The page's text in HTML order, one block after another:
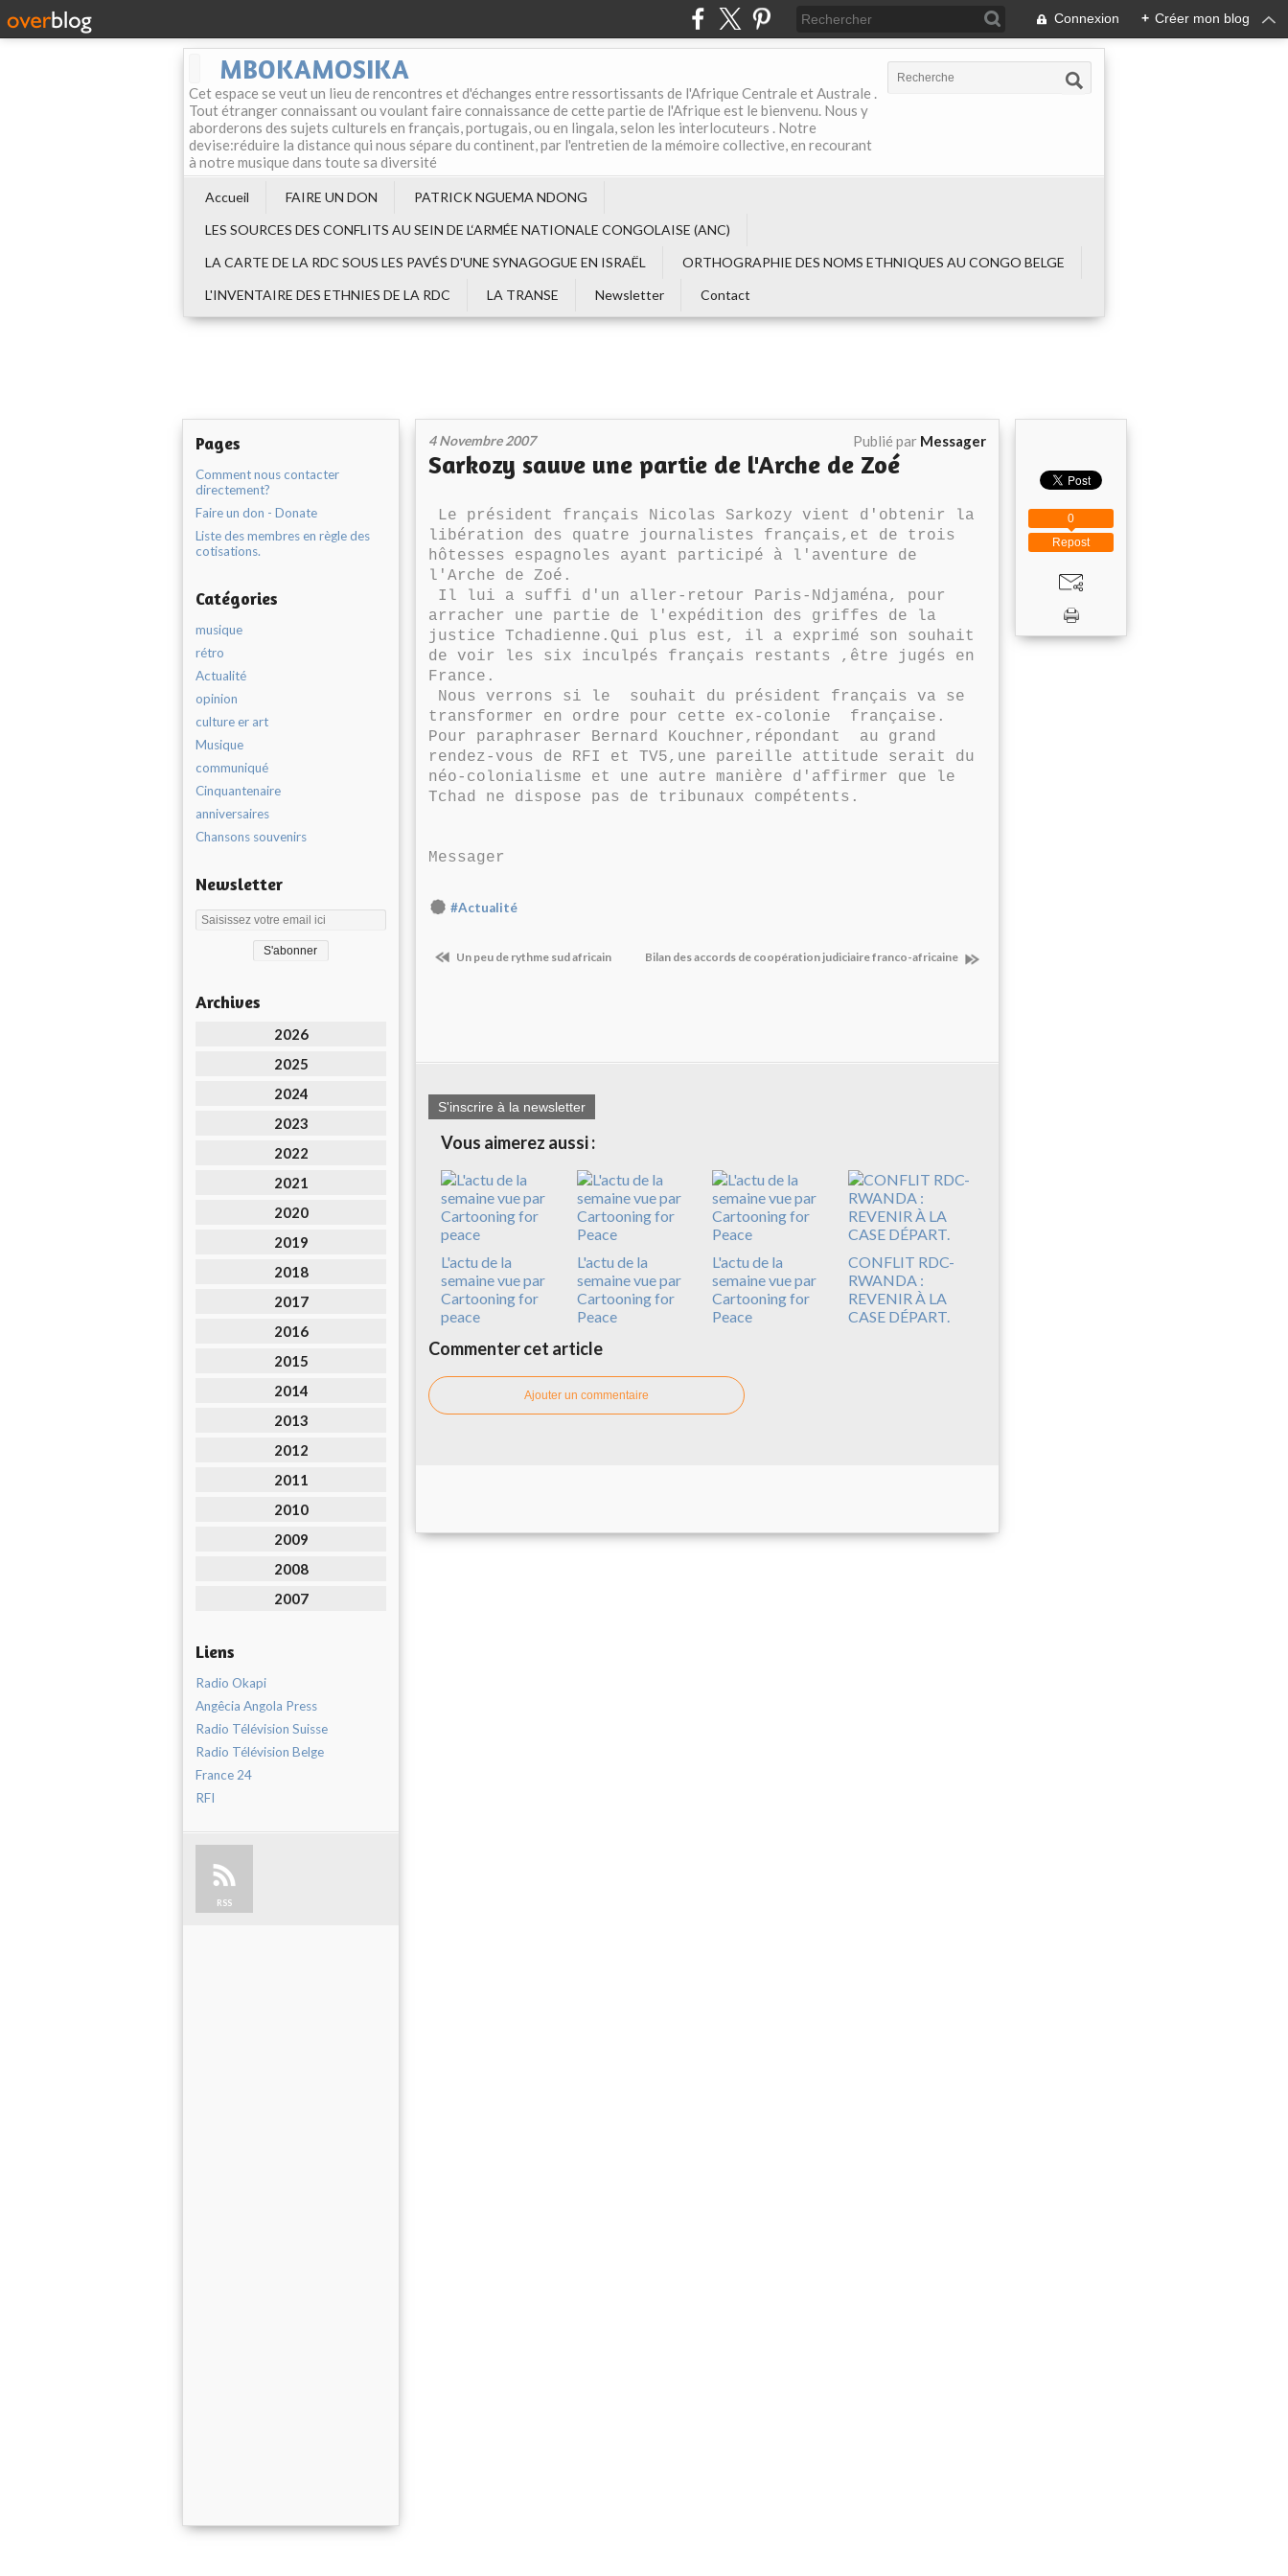
Connexion + Créer mon blog
MBOKAMOSIKA
Cet espace se veut un lieu de rencontres et d'échanges entre ressortissants de l'Afrique Centrale et Australe .
Tout étranger connaissant ou voulant faire connaissance de cette partie de l'Afrique est le bienvenu. Nous y
aborderons des sujets culturels en français, portugais, ou en lingala, selon les interlocuteurs . Notre
devise:réduire la distance qui nous sépare du continent, par l'entretien de la mémoire collective, en recourant
à notre musique dans toute sa diversité
Accueil FAIRE UN DON
PATRICK NGUEMA NDONG
LES SOURCES DES CONFLITS AU SEIN DE L‘ARMÉE NATIONALE CONGOLAISE (ANC)
LA CARTE DE LA RDC SOUS LES PAVÉS D'UNE SYNAGOGUE EN ISRAËL
ORTHOGRAPHIE DES NOMS ETHNIQUES AU CONGO BELGE
L'INVENTAIRE DES ETHNIES DE LA RDC
LA TRANSE Newsletter Contact
Pages
Comment nous contacter
directement?
Faire un don - Donate
Liste des membres en règle des
cotisations.
Catégories
musique
rétro
Actualité
opinion
culture er art
Musique
communiqué
Cinquantenaire
anniversaires
Chansons souvenirs
Newsletter
Archives
2026
2025
2024
2023
2022
2021
2020
2019
2018
2017
2016
2015
2014
2013
2012
2011
2010
2009
2008
2007
Liens
Radio Okapi
Angêcia Angola Press
Radio Télévision Suisse
Radio Télévision Belge
France 24
RFI
RSS
4 Novembre 2007 Publié par Messager
Sarkozy sauve une partie de l'Arche de Zoé
Le président français Nicolas Sarkozy vient d'obtenir la
libération des quatre journalistes français,et de trois
hôtesses espagnoles ayant participé à l'aventure de
l'Arche de Zoé.
Il lui a suffi d'un aller-retour Paris-Ndjaména, pour
arracher une partie de l'expédition des griffes de la
justice Tchadienne.Qui plus est, il a exprimé son souhait
de voir les six inculpés français restants ,être jugés en
France.
Nous verrons si le souhait du président français va se
transformer en ordre pour cette ex-colonie française.
Pour paraphraser Bernard Kouchner,répondant au grand
rendez-vous de RFI et TV5,une pareille attitude serait du
néo-colonialisme et une autre manière d'affirmer que le
Tchad ne dispose pas de tribunaux compétents.
Messager
#Actualité
Un peu de rythme sud africain Bilan des accords de coopération judiciaire franco-africaine
S'inscrire à la newsletter
Vous aimerez aussi :
L'actu de la
semaine vue par
Cartooning for
peace
L'actu de la
semaine vue par
Cartooning for
Peace
L'actu de la
semaine vue par
Cartooning for
Peace
CONFLIT RDC-
RWANDA :
REVENIR À LA
CASE DÉPART.
Commenter cet article
Ajouter un commentaire
Repost
0